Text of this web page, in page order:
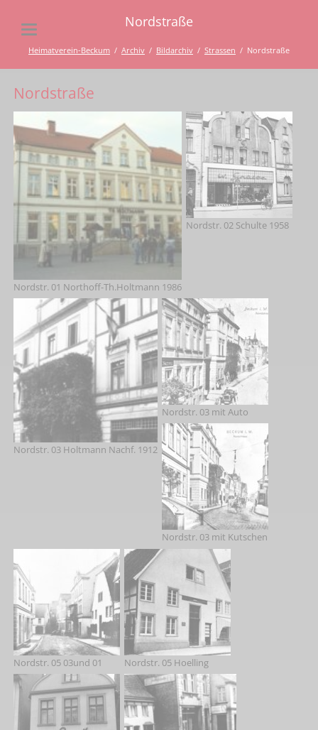
Nordstraße
Heimatverein-Beckum Archiv Bildarchiv Strassen Nordstraße
Nordstraße
Nordstr. 01 Northoff-Th.Holtmann 1986
Nordstr. 02 Schulte 1958
Nordstr. 03 Holtmann Nachf. 1912
Nordstr. 03 mit Auto
Nordstr. 03 mit Kutschen
Nordstr. 05 03und 01 Nordstr. 05 Hoelling